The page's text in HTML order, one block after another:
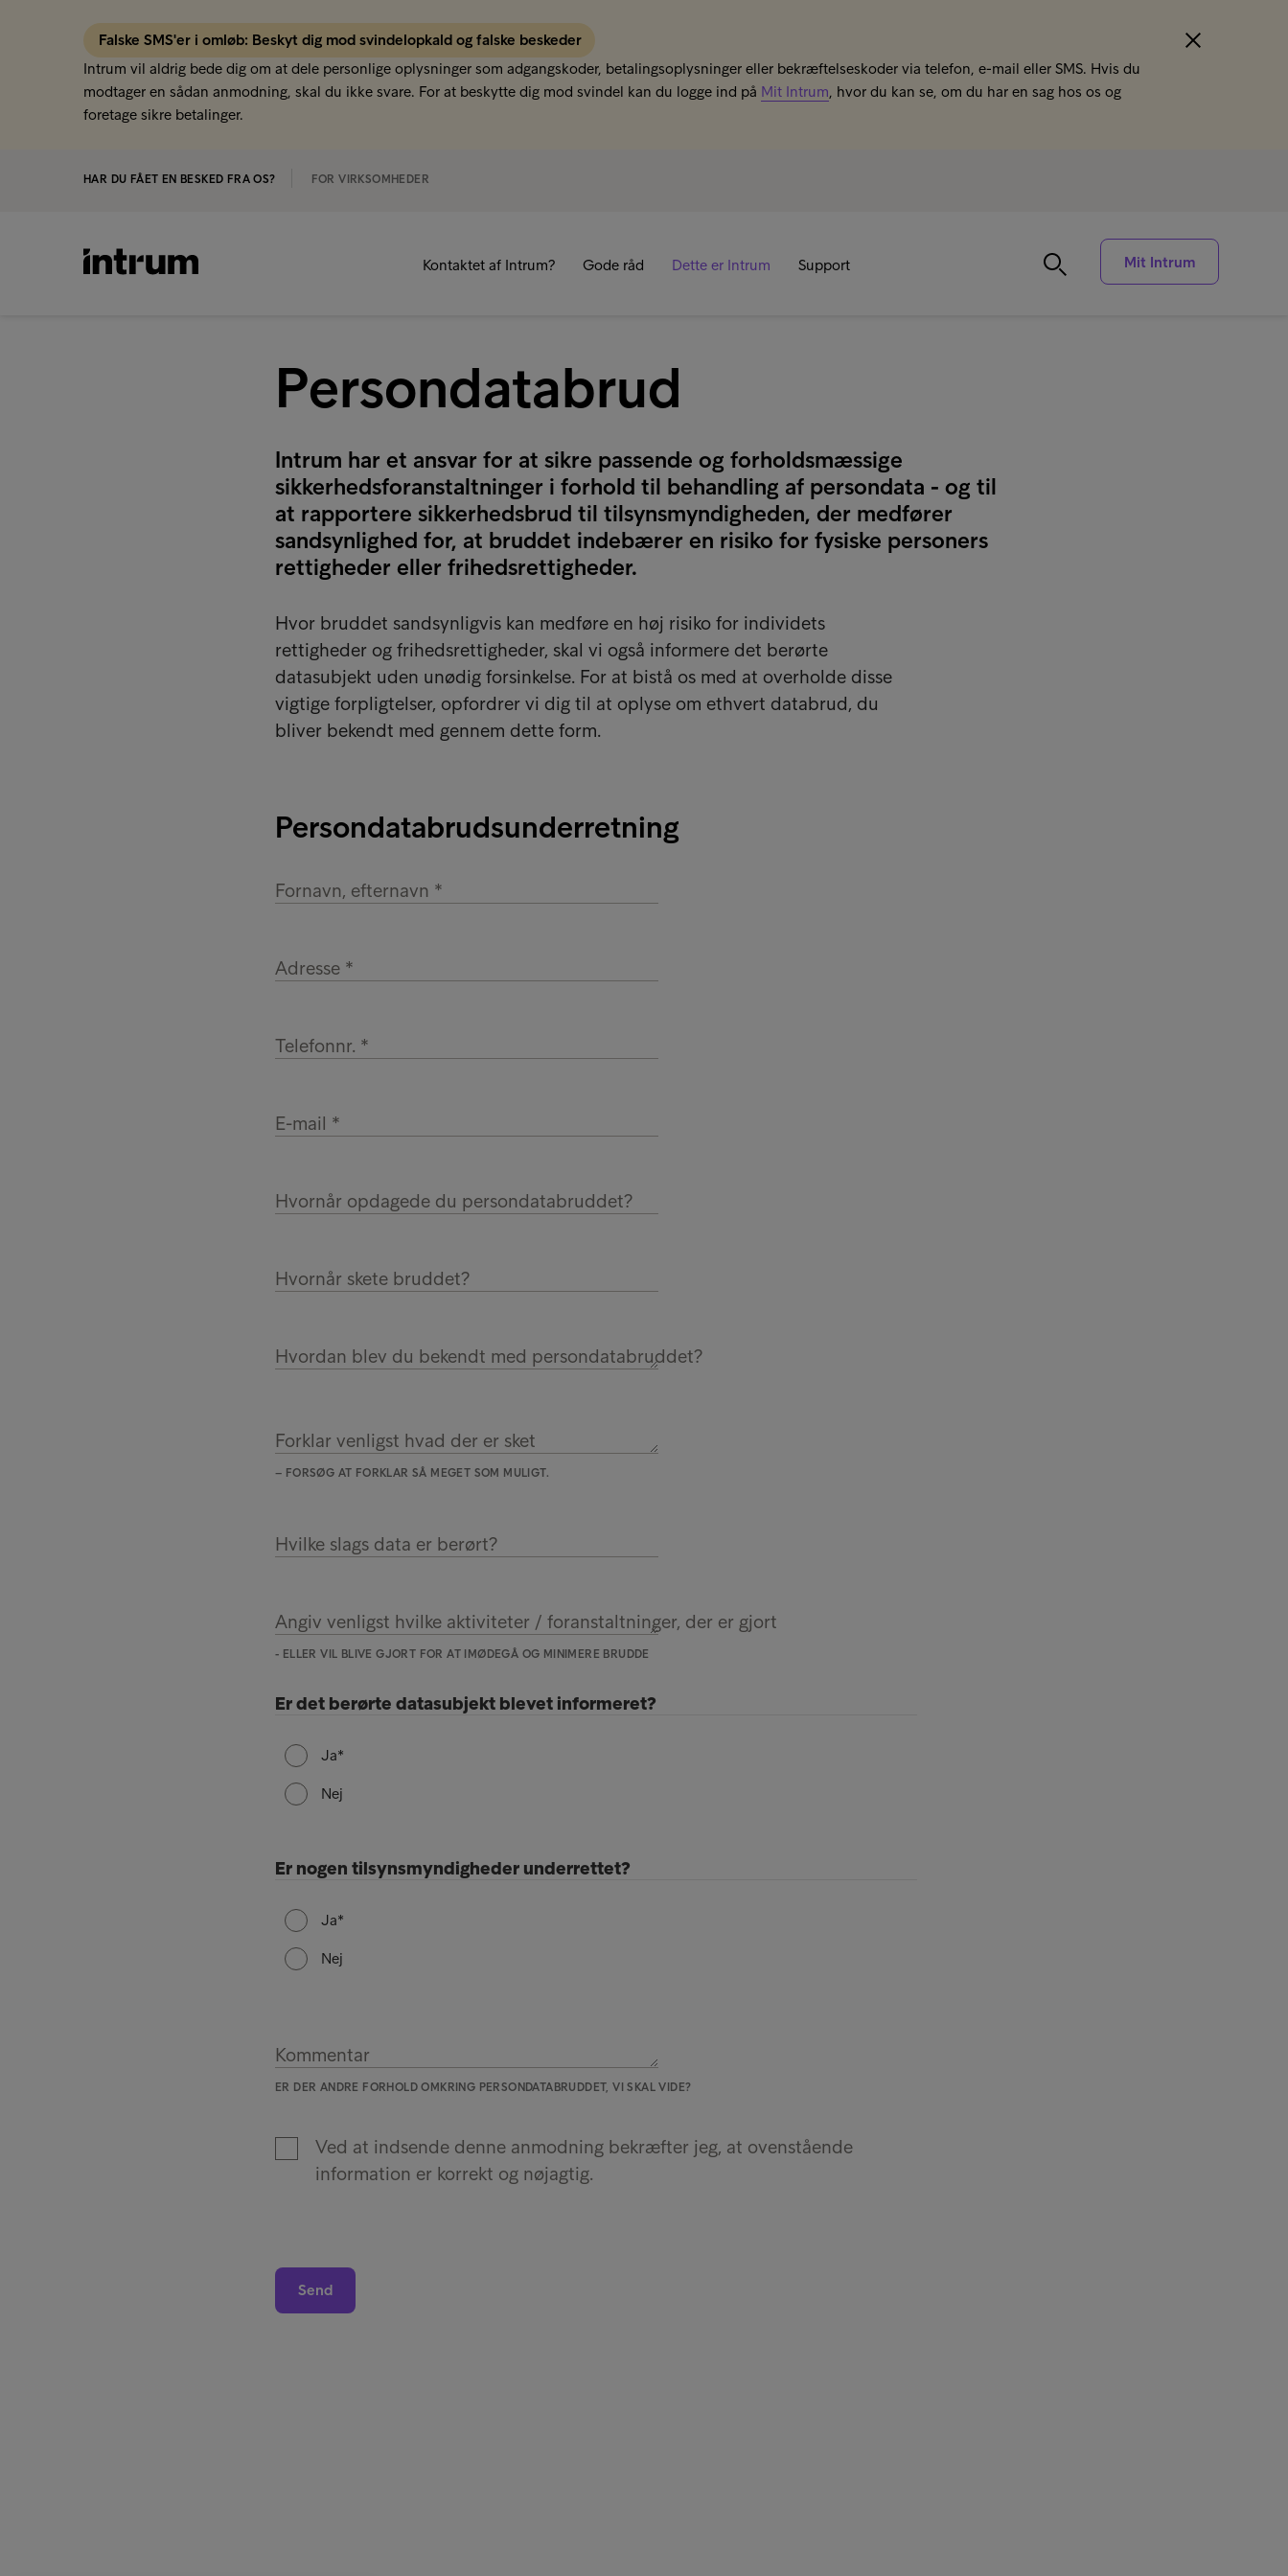
Falske SMS'er i omløb: Beskyt dig mod svindelopkald og falske beskeder
Intrum vil aldrig bede dig om at dele personlige oplysninger som adgangskoder, betalingsoplysninger eller bekræftelseskoder via telefon, e-mail eller SMS. Hvis du
modtager en sådan anmodning, skal du ikke svare. For at beskytte dig mod svindel kan du logge ind på Mit Intrum, hvor du kan se, om du har en sag hos os og
foretage sikre betalinger.
HAR DU FÅET EN BESKED FRA OS? FOR VIRKSOMHEDER
Kontaktet af Intrum? Gode råd Dette er Intrum Support Mit Intrum
Persondatabrud
Intrum har et ansvar for at sikre passende og forholdsmæssige
sikkerhedsforanstaltninger i forhold til behandling af persondata - og til
at rapportere sikkerhedsbrud til tilsynsmyndigheden, der medfører
sandsynlighed for, at bruddet indebærer en risiko for fysiske personers
rettigheder eller frihedsrettigheder.
Hvor bruddet sandsynligvis kan medføre en høj risiko for individets
rettigheder og frihedsrettigheder, skal vi også informere det berørte
datasubjekt uden unødig forsinkelse. For at bistå os med at overholde disse
vigtige forpligtelser, opfordrer vi dig til at oplyse om ethvert databrud, du
bliver bekendt med gennem dette form.
Persondatabrudsunderretning
Fornavn, efternavn
Adresse
Telefonnr.
E-mail
Hvornår opdagede du persondatabruddet?
Hvornår skete bruddet?
Hvordan blev du bekendt med persondatabruddet?
Forklar venligst hvad der er sket
– FORSØG AT FORKLAR SÅ MEGET SOM MULIGT.
Hvilke slags data er berørt?
Angiv venligst hvilke aktiviteter / foranstaltninger, der er gjort
- ELLER VIL BLIVE GJORT FOR AT IMØDEGÅ OG MINIMERE BRUDDE
Er det berørte datasubjekt blevet informeret?
Ja
Nej
Er nogen tilsynsmyndigheder underrettet?
Ja
Nej
Kommentar
ER DER ANDRE FORHOLD OMKRING PERSONDATABRUDDET, VI SKAL VIDE?
Ved at indsende denne anmodning bekræfter jeg, at ovenstående
information er korrekt og nøjagtig.